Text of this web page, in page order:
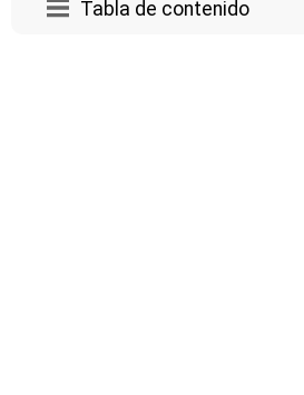
Tabla de contenido